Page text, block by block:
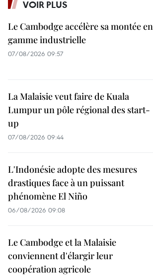
VOIR PLUS
Le Cambodge accélère sa montée en
gamme industrielle
07/08/2026 09:57
La Malaisie veut faire de Kuala
Lumpur un pôle régional des start-
up
07/08/2026 09:44
L'Indonésie adopte des mesures
drastiques face à un puissant
phénomène El Niño
06/08/2026 09:08
Le Cambodge et la Malaisie
conviennent d'élargir leur
coopération agricole